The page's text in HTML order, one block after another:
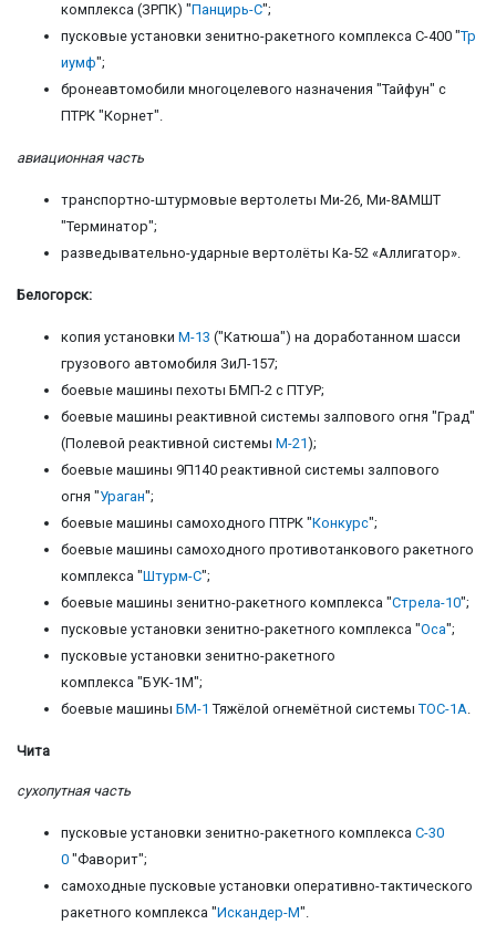
комплекса (ЗРПК) "Панцирь-С";
пусковые установки зенитно-ракетного комплекса С-400 "Тр
иумф";
бронеавтомобили многоцелевого назначения "Тайфун" с
ПТРК "Корнет".
авиационная часть
транспортно-штурмовые вертолеты Ми-26, Ми-8АМШТ
"Терминатор";
разведывательно-ударные вертолёты Ка-52 «Аллигатор».
Белогорск:
копия установки М-13 ("Катюша") на доработанном шасси
грузового автомобиля ЗиЛ-157;
боевые машины пехоты БМП-2 с ПТУР;
боевые машины реактивной системы залпового огня "Град"
(Полевой реактивной системы М-21);
боевые машины 9П140 реактивной системы залпового
огня "Ураган";
боевые машины самоходного ПТРК "Конкурс";
боевые машины самоходного противотанкового ракетного
комплекса "Штурм-С";
боевые машины зенитно-ракетного комплекса "Стрела-10";
пусковые установки зенитно-ракетного комплекса "Оса";
пусковые установки зенитно-ракетного
комплекса "БУК-1М";
боевые машины БМ-1 Тяжёлой огнемётной системы ТОС-1А.
Чита
сухопутная часть
пусковые установки зенитно-ракетного комплекса С-30
0 "Фаворит";
самоходные пусковые установки оперативно-тактического
ракетного комплекса "Искандер-М".